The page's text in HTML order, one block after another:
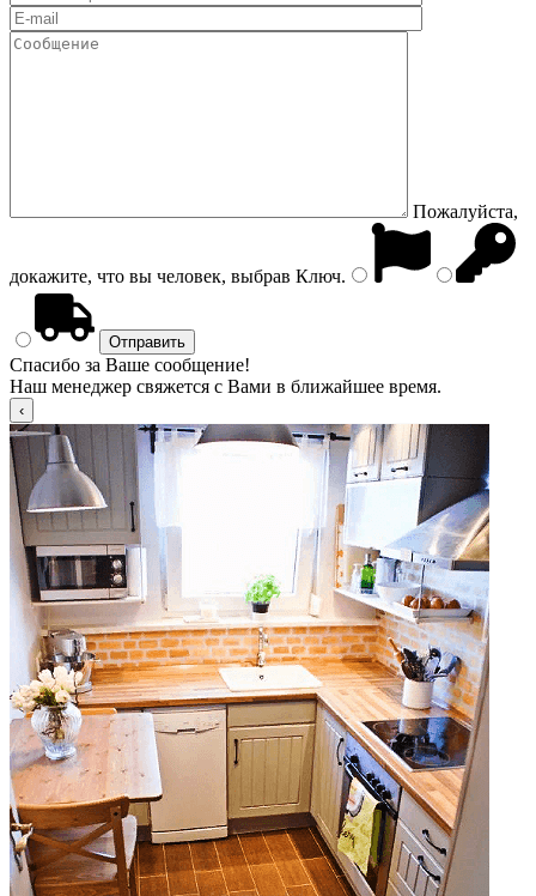
Пожалуйста,
докажите, что вы человек, выбрав Ключ.
Спасибо за Ваше сообщение!
Наш менеджер свяжется с Вами в ближайшее время.